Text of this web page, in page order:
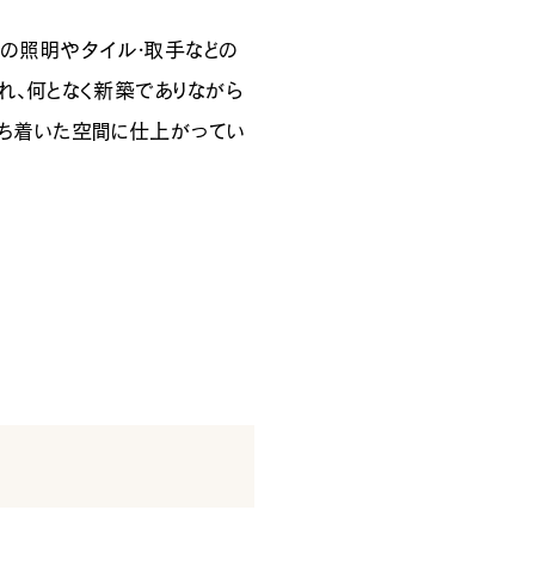
照明やタイル・取手などの
何となく新築でありながら
着いた空間に仕上がってい